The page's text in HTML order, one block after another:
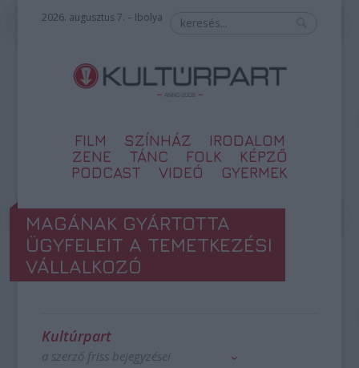
2026. augusztus 7. – Ibolya
FILM SZÍNHÁZ
IRODALOM
ZENE
TÁNC FOLK
KÉPZŐ
PODCAST
VIDEÓ GYERMEK
MAGÁNAK GYÁRTOTTA
ÜGYFELEIT A TEMETKEZÉSI
VÁLLALKOZÓ
Kultúrpart
a szerző friss bejegyzései